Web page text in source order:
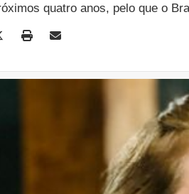
quatro anos, pelo que o